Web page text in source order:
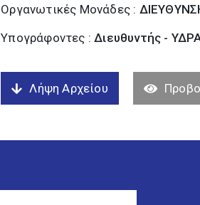
Οργανωτικές Μονάδες :
Υπογράφοντες :Διευθυντής -
Λήψη Αρχείου